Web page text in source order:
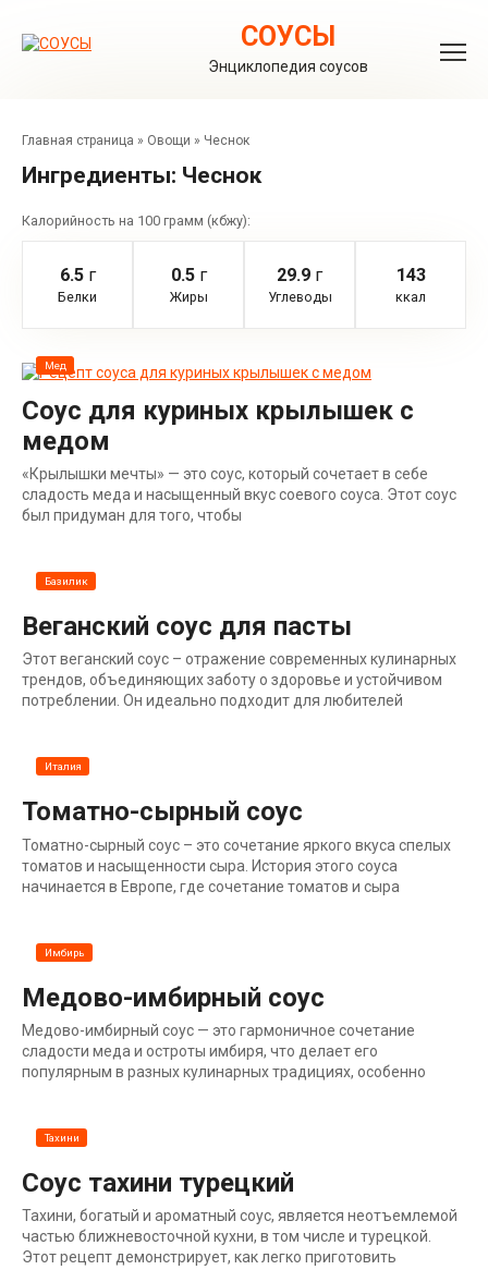
контенту
СОУСЫ
Энциклопедия соусов
Главная страница » Овощи » Чеснок
Ингредиенты: Чеснок
Калорийность на 100 грамм (кбжу):
6.5г
Белки
0.5г
Жиры
29.9 г
Углеводы
143
ккал
Мед
Соус для куриных крылышек с
медом
«Крылышки мечты» — это соус, который сочетает в себе
сладость меда и насыщенный вкус соевого соуса. Этот соус
был придуман для того, чтобы
Базилик
Веганский соус для пасты
Этот веганский соус – отражение современных кулинарных
трендов, объединяющих заботу о здоровье и устойчивом
потреблении. Он идеально подходит для любителей
Италия
Томатно-сырный соус
Томатно-сырный соус – это сочетание яркого вкуса спелых
томатов и насыщенности сыра. История этого соуса
начинается в Европе, где сочетание томатов и сыра
Имбирь
Медово-имбирный соус
Медово-имбирный соус — это гармоничное сочетание
сладости меда и остроты имбиря, что делает его
популярным в разных кулинарных традициях, особенно
Тахини
Соус тахини турецкий
Тахини, богатый и ароматный соус, является неотъемлемой
частью ближневосточной кухни, в том числе и турецкой.
Этот рецепт демонстрирует, как легко приготовить